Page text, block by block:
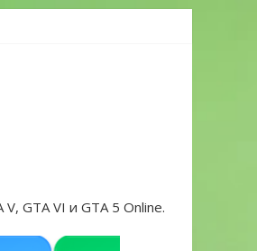
GTA VI и GTA 5 Online.